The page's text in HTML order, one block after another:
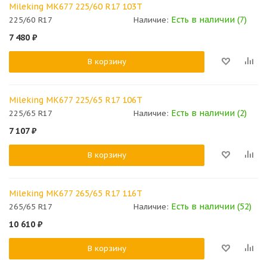
Mileking MK677 225/60 R17 103T
225/60 R17 Наличие: Есть в наличии (7)
7 480 ₽
В корзину
Mileking MK677 225/65 R17 106T
225/65 R17 Наличие: Есть в наличии (2)
7 107₽
В корзину
Mileking MK677 265/65 R17 116T
265/65 R17 Наличие: Есть в наличии (52)
10 610 ₽
В корзину